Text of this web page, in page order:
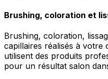
Brushing, coloration et
Brushing, coloration,
capillaires réalisés à votre
utilisent des produits
pour un résultat salon